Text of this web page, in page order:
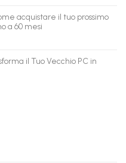
acquistare il tuo prossimo
a 60 mesi
il Tuo Vecchio PC in